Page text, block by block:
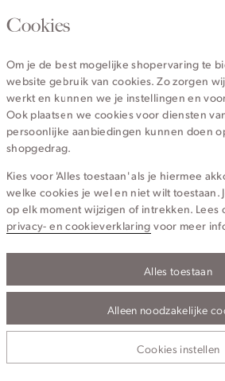
020 - 3412 670
Service
Wij zijn Cotton Club
Topcategorieën voor jou
Privacy- en cookieverklaring
Cookies
Om je de best mogelijke shopervaring te
website gebruik van cookies. Zo zorgen
werkt en kunnen we je instellingen en
Ook plaatsen we cookies voor diensten
persoonlijke aanbiedingen kunnen doen
shopgedrag.
Kies voor 'Alles toestaan' als je hiermee
welke cookies je wel en niet wilt toestaan.
op elk moment wijzigen of intrekken. Lees
privacy- en cookieverklaring voor meer
Alles toestaan
Alleen noodzakelijke
Cookies instellen